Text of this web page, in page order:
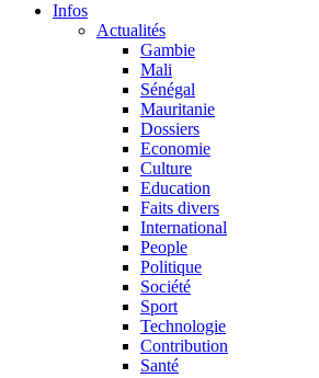
Infos
Actualités
Gambie
Mali
Sénégal
Mauritanie
Dossiers
Economie
Culture
Education
Faits divers
International
People
Politique
Société
Sport
Technologie
Contribution
Santé